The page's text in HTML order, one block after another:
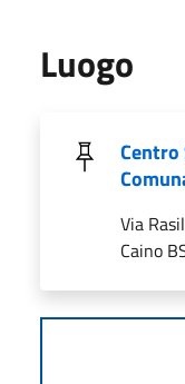
Luogo
Via
Caino